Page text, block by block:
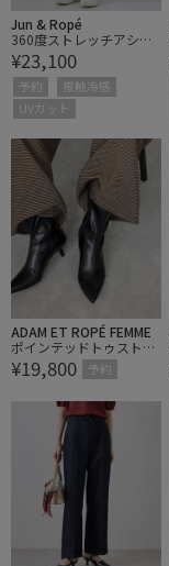
Jun & Ropé
360度ストレッチアシン
メトリータックパンツ/U
V・吸水速乾
¥23,100
予約
接触冷感
UVカット
ADAM ET ROPÉ FEMME
ポインテッドトゥストレ
ッチショートブーツ
¥19,800 予約